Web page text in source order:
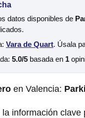
datos disponibles de
Vara de Quart. Úsala
5.0/5 basada en 1
en Valencia:
información clave